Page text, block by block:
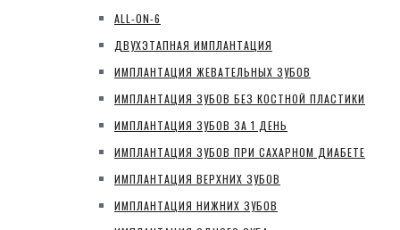
ALL-ON-6
ДВУХЭТАПНАЯ ИМПЛАНТАЦИЯ
ИМПЛАНТАЦИЯ ЖЕВАТЕЛЬНЫХ ЗУБОВ
ИМПЛАНТАЦИЯ ЗУБОВ БЕЗ КОСТНОЙ ПЛАСТИКИ
ИМПЛАНТАЦИЯ ЗУБОВ ЗА 1 ДЕНЬ
ИМПЛАНТАЦИЯ ЗУБОВ ПРИ САХАРНОМ ДИАБЕТЕ
ИМПЛАНТАЦИЯ ВЕРХНИХ ЗУБОВ
ИМПЛАНТАЦИЯ НИЖНИХ ЗУБОВ